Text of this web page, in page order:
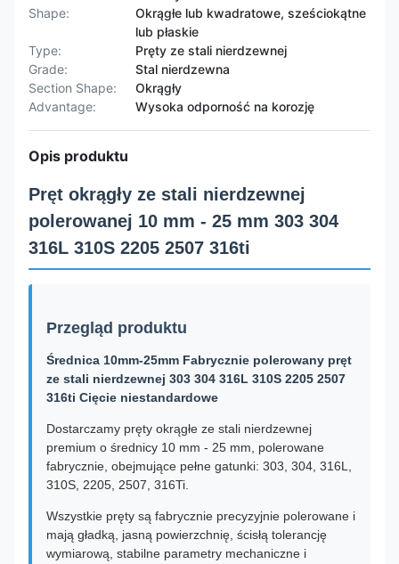
Shape:
Okrągłe lub kwadratowe, sześciokątne
lub płaskie
Type:
Pręty ze stali nierdzewnej
Grade:
Stal nierdzewna
Section Shape:
Okrągły
Advantage:
Wysoka odporność na korozję
Opis produktu
Pręt okrągły ze stali nierdzewnej
polerowanej 10 mm - 25 mm 303 304
316L 310S 2205 2507 316ti
Przegląd produktu
Średnica 10mm-25mm Fabrycznie polerowany pręt
ze stali nierdzewnej 303 304 316L 310S 2205 2507
316ti Cięcie niestandardowe
Dostarczamy pręty okrągłe ze stali nierdzewnej
premium o średnicy 10 mm - 25 mm, polerowane
fabrycznie, obejmujące pełne gatunki: 303, 304, 316L,
310S, 2205, 2507, 316Ti.
Wszystkie pręty są fabrycznie precyzyjnie polerowane i
mają gładką, jasną powierzchnię, ścisłą tolerancję
wymiarową, stabilne parametry mechaniczne i